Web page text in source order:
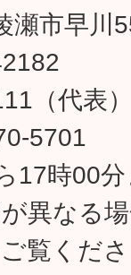
瀬市早川
（代表
5701
17時00
が異なる
覧くだ